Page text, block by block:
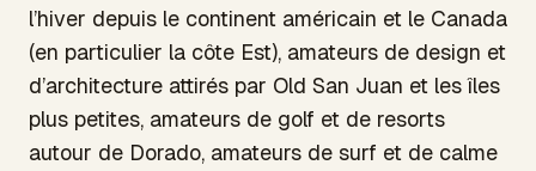
l’hiver depuis le continent américain et le Canada
(en particulier la côte Est), amateurs de design et
d’architecture attirés par Old San Juan et les îles
plus petites, amateurs de golf et de resorts
autour de Dorado, amateurs de surf et de calme